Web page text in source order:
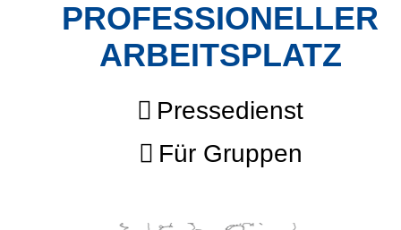
PROFESSIONELLER
ARBEITSPLATZ
Pressedienst
Für Gruppen